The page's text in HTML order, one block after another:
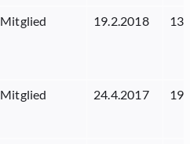
Mitglied 19.2.2018
Mitglied 24.4.2017